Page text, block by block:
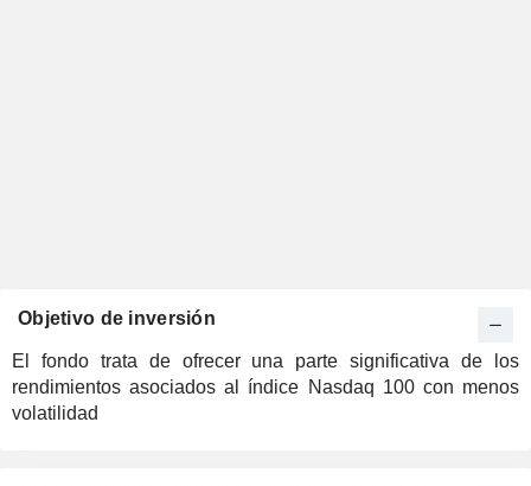
Objetivo de inversión
El fondo trata de ofrecer una parte significativa de los
rendimientos asociados al índice Nasdaq 100 con menos
volatilidad